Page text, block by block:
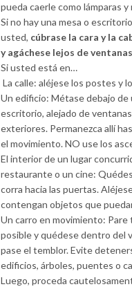
pueda caerle como lámparas y
Si no hay una mesa o
usted, cúbrase la cara y la
y agáchese lejos de
Si usted está en…
La calle: aléjese los postes y
Un edificio: Métase debajo de
escritorio, alejado de
exteriores. Permanezca allí
el movimiento. NO use los
El interior de un lugar
restaurante o un cine:
corra hacia las puertas.
contengan objetos que
Un carro en movimiento: Pare
posible y quédese dentro del
pase el temblor. Evite
edificios, árboles, puentes o
Luego, proceda